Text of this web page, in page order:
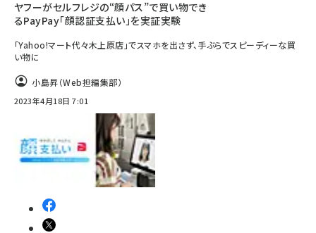
ヤフーがセルフレジの“顔パス”で買い物でき
るPayPay「顔認証支払い」を実証実験
「Yahoo!マート代々木上原店」でスマホを出さず、手ぶらでスピーディーな買
い物に
小島昇（Web担編集部）
2023年4月18日 7:01